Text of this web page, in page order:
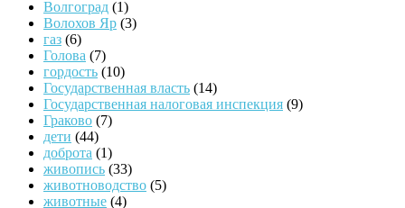
Волгоград (1)
Волохов Яр (3)
газ (6)
Голова (7)
гордость (10)
Государственная власть (14)
Государственная налоговая инспекция (9)
Граково (7)
дети (44)
доброта (1)
живопись (33)
животноводство (5)
животные (4)